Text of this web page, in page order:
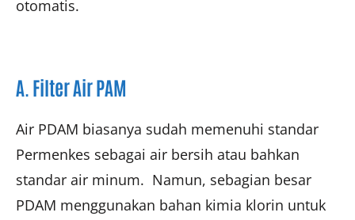
otomatis.
A. Filter Air PAM
Air PDAM biasanya sudah memenuhi standar
Permenkes sebagai air bersih atau bahkan
standar air minum. Namun, sebagian besar
PDAM menggunakan bahan kimia klorin untuk